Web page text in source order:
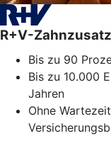
R+V-
Bis zu 90
Bis zu 10.000
Jahren
Ohne